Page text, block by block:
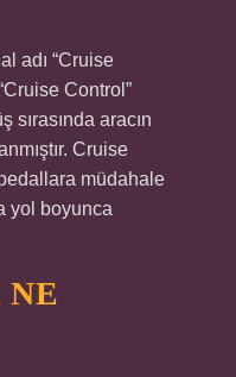
adı “Cruise
Control”
aracın
Cruise
müdahale
yol boyunca
NE